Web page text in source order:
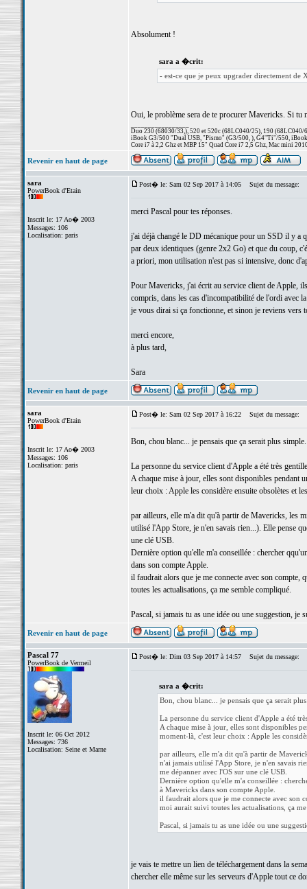
Absolument !
sara a �crit:
- est-ce que je peux upgrader directement de
Oui, le problème sera de te procurer Mavericks. Si
Duo 230 (68030/33,), 520 et 520c (68LC040/25), 190 (68LC040/
iBook G3/500 "Dual USB, "Pismo" (G3/500, ), G4"Ti"/550,
Core i7 à 2,2 Ghz et MBP 15" Quad Core i7 2,5 Ghz, Mac mini
Revenir en haut de page
sara
PowerBook d'Etain
Inscrit le: 17 Ao� 2003
Messages: 106
Localisation: paris
Post� le: Sam 02 Sep 2017 à 14:05 Sujet du message:
merci Pascal pour tes réponses.
j'ai déjà changé le DD mécanique pour un SSD il y a
par deux identiques (genre 2x2 Go) et que du coup,
a priori, mon utilisation n'est pas si intensive, donc
Pour Mavericks, j'ai écrit au service client de Apple,
compris, dans les cas d'incompatibilité de l'ordi avec
je vous dirai si ça fonctionne, et sinon je reviens vers
merci encore,
à plus tard,
Sara
Revenir en haut de page
sara
PowerBook d'Etain
Inscrit le: 17 Ao� 2003
Messages: 106
Localisation: paris
Post� le: Sam 02 Sep 2017 à 16:22 Sujet du message:
Bon, chou blanc... je pensais que ça serait plus simple.
La personne du service client d'Apple a été très
A chaque mise à jour, elles sont disponibles pendant
leur choix : Apple les considère ensuite obsolètes et
par ailleurs, elle m'a dit qu'à partir de Mavericks, les
utilisé l'App Store, je n'en savais rien...). Elle pense
une clé USB.
Dernière option qu'elle m'a conseillée : chercher
dans son compte Apple.
il faudrait alors que je me connecte avec son compte,
toutes les actualisations, ça me semble compliqué.
Pascal, si jamais tu as une idée ou une suggestion, je
Revenir en haut de page
Pascal 77
PowerBook de Vermeil
Inscrit le: 06 Oct 2012
Messages: 736
Localisation: Seine et Marne
Post� le: Dim 03 Sep 2017 à 14:57 Sujet du message:
sara a �crit:
Bon, chou blanc... je pensais que ça serait
La personne du service client d'Apple a été
A chaque mise à jour, elles sont disponibles
moment-là, c'est leur choix : Apple les
par ailleurs, elle m'a dit qu'à partir de
n'ai jamais utilisé l'App Store, je n'en savais
me dépanner avec l'OS sur une clé USB.
Dernière option qu'elle m'a conseillée :
à Mavericks dans son compte Apple.
il faudrait alors que je me connecte avec son
moi aurait suivi toutes les actualisations, ça
Pascal, si jamais tu as une idée ou une
je vais te mettre un lien de téléchargement dans la
chercher elle même sur les serveurs d'Apple tout ce